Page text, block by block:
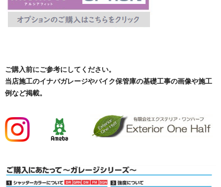
ご購入前にご参考にしてください。
当店施工のイナバガレージやバイク保管庫の基礎工事の画像や施工
例など掲載。